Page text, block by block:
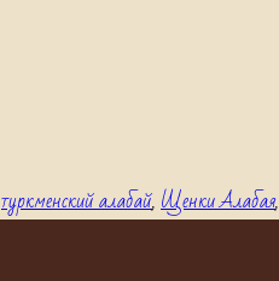
туркменский алабай,Щенки Алабая,